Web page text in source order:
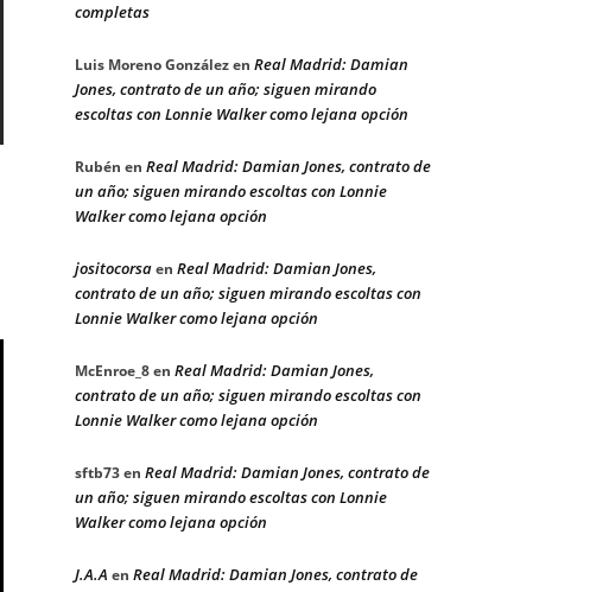
completas
Luis Moreno Gonzálezen Real Madrid: Damian
Jones, contrato de un año; siguen mirando
escoltas con Lonnie Walker como lejana opción
Rubén en Real Madrid: Damian Jones, contrato de
un año; siguen mirando escoltas con Lonnie
Walker como lejana opción
jositocorsaen Real Madrid: Damian Jones,
contrato de un año; siguen mirando escoltas con
Lonnie Walker como lejana opción
McEnroe_8en Real Madrid: Damian Jones,
contrato de un año; siguen mirando escoltas con
Lonnie Walker como lejana opción
sftb73en Real Madrid: Damian Jones, contrato de
un año; siguen mirando escoltas con Lonnie
Walker como lejana opción
J.A.A en Real Madrid: Damian Jones, contrato de